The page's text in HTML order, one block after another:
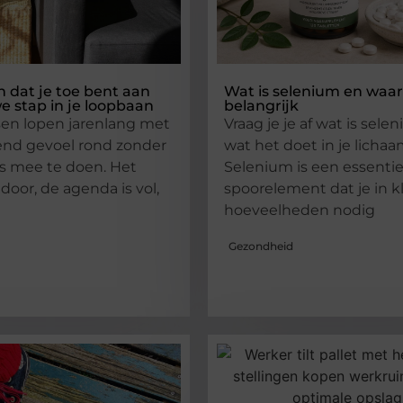
dat je toe bent aan
stap in je loopbaan
lopen jarenlang met
gevoel rond zonder
mee te doen. Het
de agenda is vol,
Wat is selenium en
belangrijk
Vraag je je af wat is
wat het doet in je
Selenium is een
spoorelement dat je in
hoeveelheden nodig
Gezondheid